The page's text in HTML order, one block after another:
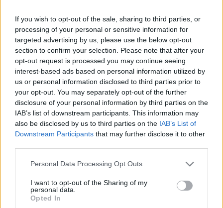
If you wish to opt-out of the sale, sharing to third parties, or
processing of your personal or sensitive information for
targeted advertising by us, please use the below opt-out
section to confirm your selection. Please note that after your
opt-out request is processed you may continue seeing
interest-based ads based on personal information utilized by
us or personal information disclosed to third parties prior to
your opt-out. You may separately opt-out of the further
disclosure of your personal information by third parties on the
IAB’s list of downstream participants. This information may
also be disclosed by us to third parties on the IAB’s List of
Downstream Participants that may further disclose it to other
Please note that this website/app uses one or more Google
not limited to your visit or usage behaviour. You may click to
grant or deny consent to Google and its third-party tags to
use your data for below specified purposes in below Google
Personal Data Processing Opt Outs
I want to opt-out of the Sharing of my
personal data.
Opted In
December 6-án a Mikulás is jelen lesz a helyszínen, aki a
Mikulásház mesés dolgozószobájában várja mind a négy
napon manóival és kedvenc krampuszaival a gyerekeket.
A négy nap alatt a színháztetemben gyerekkoncertek és
interaktív meseszínházi előadások lesznek. Fellép Gryllus
Vilmos, Szalóki Ági, a Magyar Népmese Színház, az
Aranyszamár Bábszínház, a Kolompos együttes, a Veronaki
Zenekar, az Aranyalma Páros és az újjá alakult Kifli zenekar.
A gyerekeket a tél birodalmába vezeti be a hétpróbás
meseösvény, a Tündérkert Galéria és Közösségi térben
pedig bábszínházi produkciók, babás-mamás programok és